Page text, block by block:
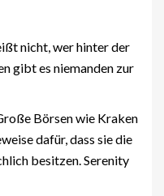
nicht, wer hinter der
gibt es niemanden zur
Börsen wie Kraken
dafür, dass sie die
besitzen. Serenity